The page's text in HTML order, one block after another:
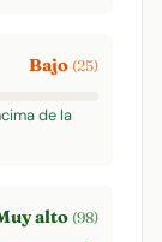
Bajo (25)
de la
alto (98)